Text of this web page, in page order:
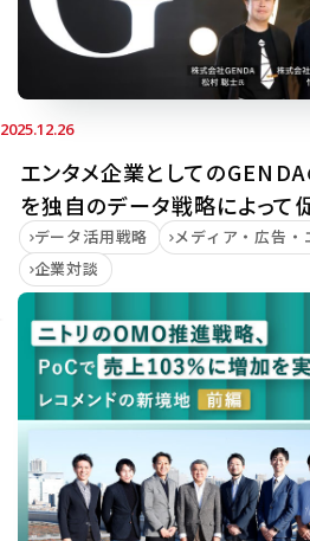
2025.12.26
エンタメ企業としての
を独自のデータ戦略によって
データ活用戦略
メディア・広告・
企業対談